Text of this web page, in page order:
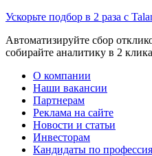
Ускорьте подбор в 2 раза с
Автоматизируйте сбор
собирайте аналитику в 2 клика
О компании
Наши вакансии
Партнерам
Реклама на сайте
Новости и статьи
Инвесторам
Кандидаты по